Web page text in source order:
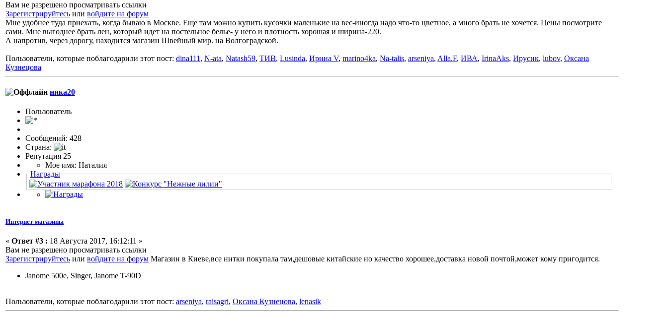
Вам не разрешено просматривать ссылки
Зарегистрируйтесь или войдите на форум
Мне удобнее туда приехать, когда бываю в Москве. Еще там можно купить кусочки маленькие на вес-иногда надо что-то цветное, а много брать не хочется. Цены посмотрите
сами. Мне выгоднее брать лен, который идет на постельное белье- у него и плотность хорошая и ширина-220.
А напротив, через дорогу, находится магазин Швейный мир. на Волгоградской.
Пользователи, которые поблагодарили этот пост: dina111 , N-ata, Natash59, ТИВ, Lusinda, Ирина V, marino4ka, Na-talis, arseniya, Alla.F, ИВА, IrinaAks, Ирусик, lubov, Оксана
Кузнецова
ника20
Пользовaтeль
Сообщений: 428
Страна:
Репутация 25
Мое имя: Наталия
Награды
Интернет-магазины
« Ответ #3 : 18 Августа 2017, 16:12:11 »
Вам не разрешено просматривать ссылки
Зарегистрируйтесь или войдите на форум Магазин в Киеве,все нитки покупала там,дешовые китайские но качество хорошее,доставка новой почтой,может кому пригодится.
Janome 500e, Singer, Janome T-90D
Пользователи, которые поблагодарили этот пост: arseniya, raisagri, Оксана Кузнецова, lenasik